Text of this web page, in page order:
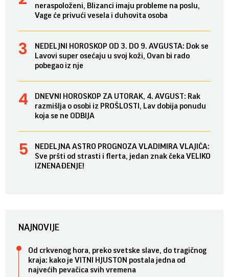
neraspoloženi, Blizanci imaju probleme na poslu,
Vage će privući vesela i duhovita osoba
NEDELJNI HOROSKOP OD 3. DO 9. AVGUSTA: Dok se
Lavovi super osećaju u svoj koži, Ovan bi rado
pobegao iz nje
DNEVNI HOROSKOP ZA UTORAK, 4. AVGUST: Rak
razmišlja o osobi iz PROŠLOSTI, Lav dobija ponudu
koja se ne ODBIJA
NEDELJNA ASTRO PROGNOZA VLADIMIRA VLAJIĆA:
Sve pršti od strasti i flerta, jedan znak čeka VELIKO
IZNENAĐENJE!
NAJNOVIJE
Od crkvenog hora, preko svetske slave, do tragičnog
kraja: kako je VITNI HJUSTON postala jedna od
najvećih pevačica svih vremena